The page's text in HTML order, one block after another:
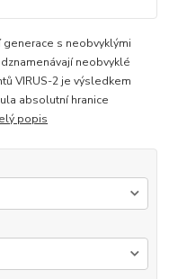
generace s neobvyklými
neobvyklé
VIRUS-2 je výsledkem
absolutní hranice
popis